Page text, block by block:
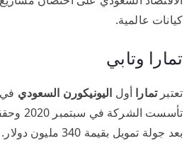
كيانات عالمية.
تمارا وتابي
تعتبرتمارا أول اليونيكورن السعودي في
تأسست
بعد جولة تمويل بقيمة 340 مليون دولار.